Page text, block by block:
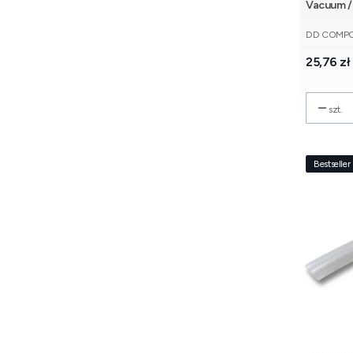
Vacuum
DD
Cena
25,76 zł
szt.
Bestseller